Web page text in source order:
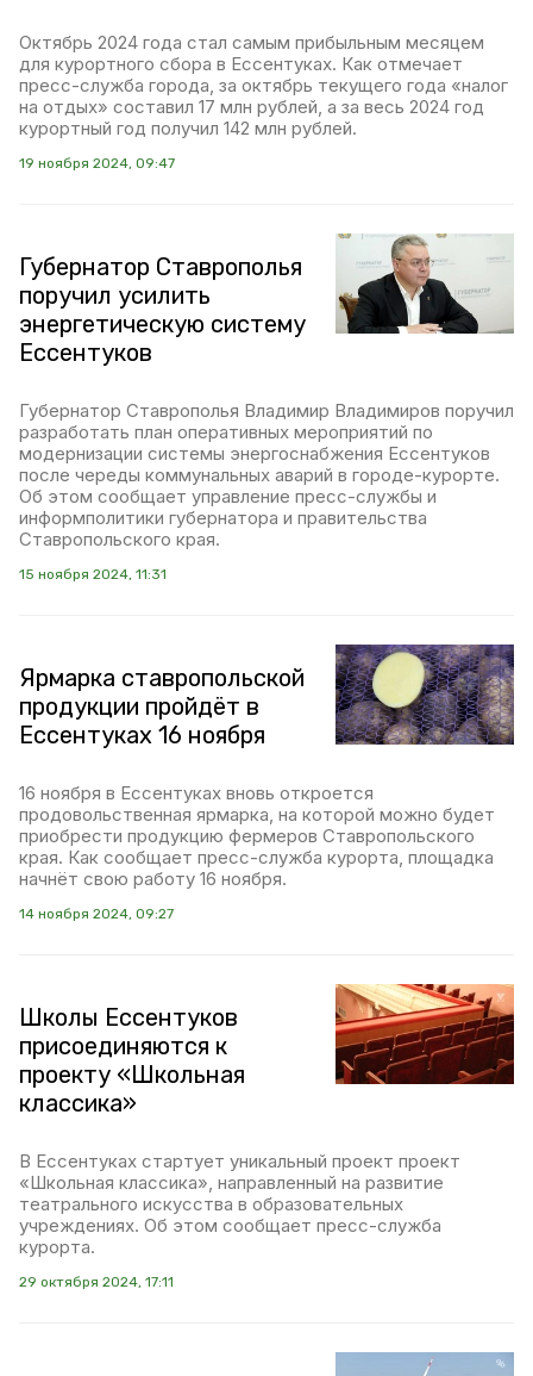
Октябрь 2024 года стал самым прибыльным месяцем
для курортного сбора в Ессентуках. Как отмечает
пресс-служба города, за октябрь текущего года «налог
на отдых» составил 17 млн рублей, а за весь 2024 год
курортный год получил 142 млн рублей.
19 ноября 2024, 09:47
Губернатор Ставрополья
поручил усилить
энергетическую систему
Ессентуков
Губернатор Ставрополья Владимир Владимиров поручил
разработать план оперативных мероприятий по
модернизации системы энергоснабжения Ессентуков
после череды коммунальных аварий в городе-курорте.
Об этом сообщает управление пресс-службы и
информполитики губернатора и правительства
Ставропольского края.
15 ноября 2024, 11:31
Ярмарка ставропольской
продукции пройдёт в
Ессентуках 16 ноября
16 ноября в Ессентуках вновь откроется
продовольственная ярмарка, на которой можно будет
приобрести продукцию фермеров Ставропольского
края. Как сообщает пресс-служба курорта, площадка
начнёт свою работу 16 ноября.
14 ноября 2024, 09:27
Школы Ессентуков
присоединяются к
проекту «Школьная
классика»
В Ессентуках стартует уникальный проект проект
«Школьная классика», направленный на развитие
театрального искусства в образовательных
учреждениях. Об этом сообщает пресс-служба
курорта.
29 октября 2024, 17:11